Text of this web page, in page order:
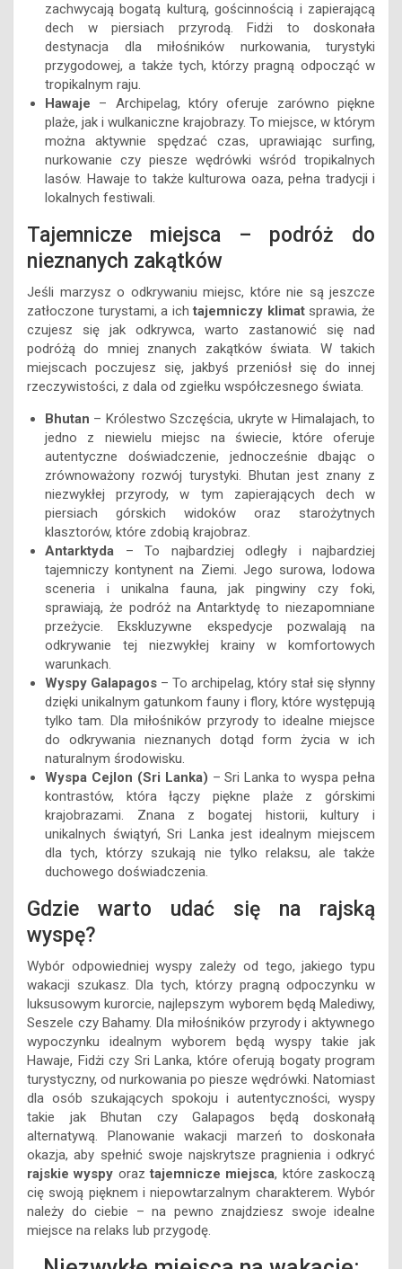
zachwycają bogatą kulturą, gościnnością i zapierającą
dech w piersiach przyrodą. Fidżi to doskonała
destynacja dla miłośników nurkowania, turystyki
przygodowej, a także tych, którzy pragną odpocząć w
tropikalnym raju.
Hawaje – Archipelag, który oferuje zarówno piękne
plaże, jak i wulkaniczne krajobrazy. To miejsce, w którym
można aktywnie spędzać czas, uprawiając surfing,
nurkowanie czy piesze wędrówki wśród tropikalnych
lasów. Hawaje to także kulturowa oaza, pełna tradycji i
lokalnych festiwali.
Tajemnicze miejsca – podróż do
nieznanych zakątków
Jeśli marzysz o odkrywaniu miejsc, które nie są jeszcze
zatłoczone turystami, a ichtajemniczy klimatsprawia, że
czujesz się jak odkrywca, warto zastanowić się nad
podróżą do mniej znanych zakątków świata. W takich
miejscach poczujesz się, jakbyś przeniósł się do innej
rzeczywistości, z dala od zgiełku współczesnego świata.
Bhutan – Królestwo Szczęścia, ukryte w Himalajach, to
jedno z niewielu miejsc na świecie, które oferuje
autentyczne doświadczenie, jednocześnie dbając o
zrównoważony rozwój turystyki. Bhutan jest znany z
niezwykłej przyrody, w tym zapierających dech w
piersiach górskich widoków oraz starożytnych
klasztorów, które zdobią krajobraz.
Antarktyda – To najbardziej odległy i najbardziej
tajemniczy kontynent na Ziemi. Jego surowa, lodowa
sceneria i unikalna fauna, jak pingwiny czy foki,
sprawiają, że podróż na Antarktydę to niezapomniane
przeżycie. Ekskluzywne ekspedycje pozwalają na
odkrywanie tej niezwykłej krainy w komfortowych
warunkach.
Wyspy Galapagos – To archipelag, który stał się słynny
dzięki unikalnym gatunkom fauny i flory, które występują
tylko tam. Dla miłośników przyrody to idealne miejsce
do odkrywania nieznanych dotąd form życia w ich
naturalnym środowisku.
Wyspa Cejlon (Sri Lanka) – Sri Lanka to wyspa pełna
kontrastów, która łączy piękne plaże z górskimi
krajobrazami. Znana z bogatej historii, kultury i
unikalnych świątyń, Sri Lanka jest idealnym miejscem
dla tych, którzy szukają nie tylko relaksu, ale także
duchowego doświadczenia.
Gdzie warto udać się na rajską
wyspę?
Wybór odpowiedniej wyspy zależy od tego, jakiego typu
wakacji szukasz. Dla tych, którzy pragną odpoczynku w
luksusowym kurorcie, najlepszym wyborem będą Malediwy,
Seszele czy Bahamy. Dla miłośników przyrody i aktywnego
wypoczynku idealnym wyborem będą wyspy takie jak
Hawaje, Fidżi czy Sri Lanka, które oferują bogaty program
turystyczny, od nurkowania po piesze wędrówki. Natomiast
dla osób szukających spokoju i autentyczności, wyspy
takie jak Bhutan czy Galapagos będą doskonałą
alternatywą. Planowanie wakacji marzeń to doskonała
okazja, aby spełnić swoje najskrytsze pragnienia i odkryć
rajskie wyspy oraztajemnicze miejsca, które zaskoczą
cię swoją pięknem i niepowtarzalnym charakterem. Wybór
należy do ciebie – na pewno znajdziesz swoje idealne
miejsce na relaks lub przygodę.